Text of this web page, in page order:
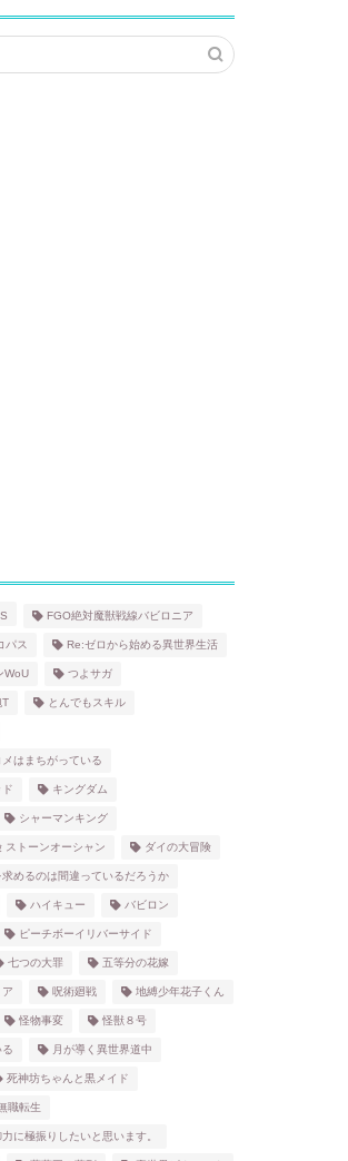
FGO絶対魔獣戦線バビロニア
パス Re:ゼロから始める異世界生活
WoU つよサガ
T とんでもスキル
はまちがっている
キングダム
シャーマンキング
ストーンオーシャン ダイの大冒険
めるのは間違っているだろうか
ハイキュー バビロン
ピーチボーイリバーサイド
七つの大罪 五等分の花嫁
呪術廻戦 地縛少年花子くん
怪物事変 怪獣８号
月が導く異世界道中
死神坊ちゃんと黒メイド
職転生
に極振りしたいと思います。